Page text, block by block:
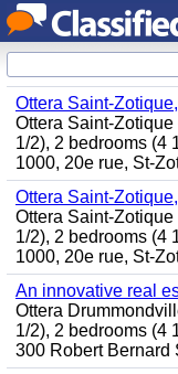
Ottera Saint-
Ottera Saint-
1/2), 2 bedrooms (4
1000, 20e rue, St-
Ottera Saint-
Ottera Saint-
1/2), 2 bedrooms (4
1000, 20e rue, St-
An innovative real
Ottera
1/2), 2 bedrooms (4
300 Robert Bernard